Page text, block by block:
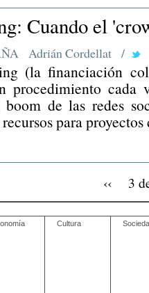
Cuando el
Adrián Cordellat /
(la financiación
procedimiento cada
de las redes
para
‹‹ 3
Cultura